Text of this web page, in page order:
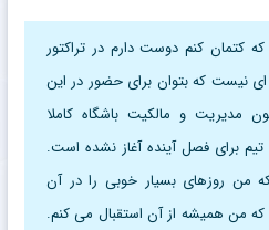
کتمان کنم دوست دارم در تراکتور
نیست که بتوان برای حضور در این
مدیریت و مالکیت باشگاه کاملا
برای فصل آینده آغاز نشده است.
که من روزهای بسیار خوبی را در آن
من همیشه از آن استقبال می کنم.